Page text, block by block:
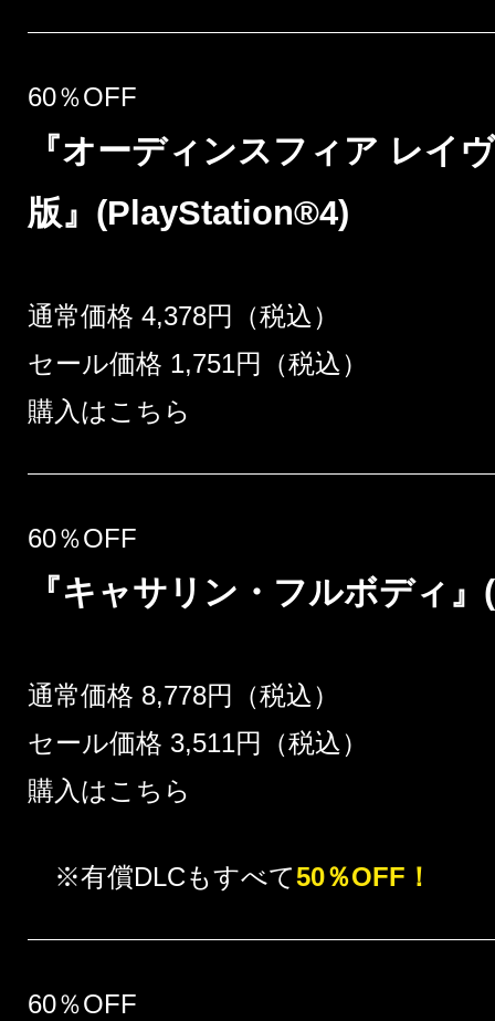
60％OFF
『オーディンスフィア レイ
版』(PlayStation®4)
通常価格 4,378円（税込）
セール価格 1,751円（税込）
購入はこちら
60％OFF
『キャサリン・フルボディ
通常価格 8,778円（税込）
セール価格 3,511円（税込）
購入はこちら
※有償DLCもすべて50％OFF！
60％OFF